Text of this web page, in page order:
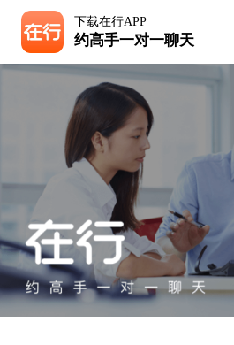
下载在行APP
约高手一对一聊天